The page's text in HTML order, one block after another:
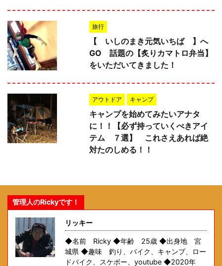
旅行
【 いしのまき元気いちば 】へ
GO 話題の【炙りカマトロ弁当】
をいただいてきました！
アウトドア キャンプ
キャンプを始めてみたいアナタ
に！！【必ず持っていくべきアイ
テム ７選】 これさえあれば絶
対たのしめる！！
管理人のRickyです！
リッキー
◆名前 Ricky ◆年齢 25歳 ◆出身地 宮
城県 ◆趣味 釣り、バイク、キャンプ、ロー
ドバイク、スケボー、youtube ◆2020年